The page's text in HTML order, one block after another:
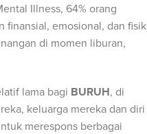
Illness, 64% orang
finansial, emosional, dan fisik
di momen liburan,
lama bagi BURUH, di
keluarga mereka dan diri
merespons berbagai